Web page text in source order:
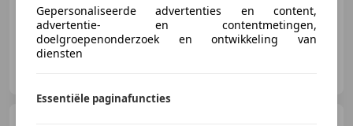
Thomassen Automotive B.V.
Gepersonaliseerde advertenties en content,
advertentie- en contentmetingen,
doelgroepenonderzoek en ontwikkeling van
diensten
Essentiële paginafuncties